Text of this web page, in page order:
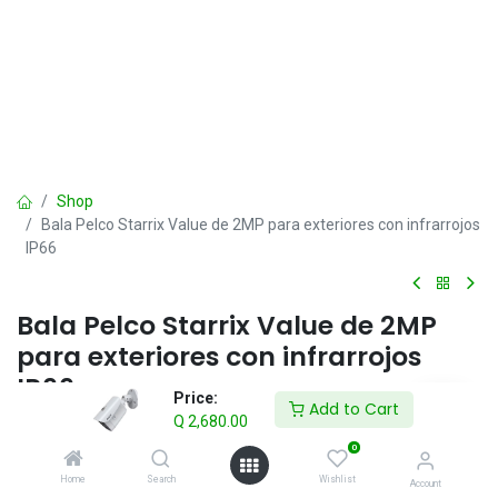
Price:
Q 2,680.00
Add to Cart
Home Search
0
Wishlist Account
Shop
Bala Pelco Starrix Value de 2MP para exteriores con infrarrojos
IP66
Bala Pelco Starrix Value de 2MP
para exteriores con infrarrojos
IP66
2,680.00